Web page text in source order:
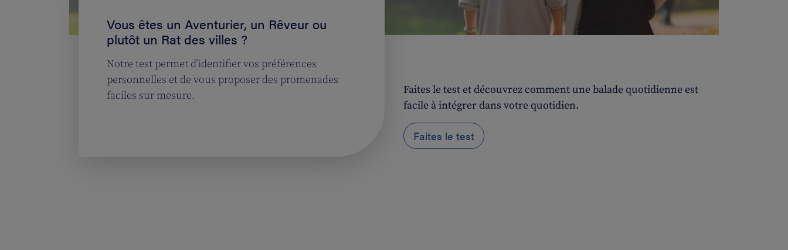
Vous êtes un Aventurier, un Rêveur ou
plutôt un Rat des villes ?
Notre test permet d’identifier vos préférences
personnelles et de vous proposer des promenades
faciles sur mesure.
Faites le test et découvrez comment une balade quotidienne est
facile à intégrer dans votre quotidien.
Faites le test